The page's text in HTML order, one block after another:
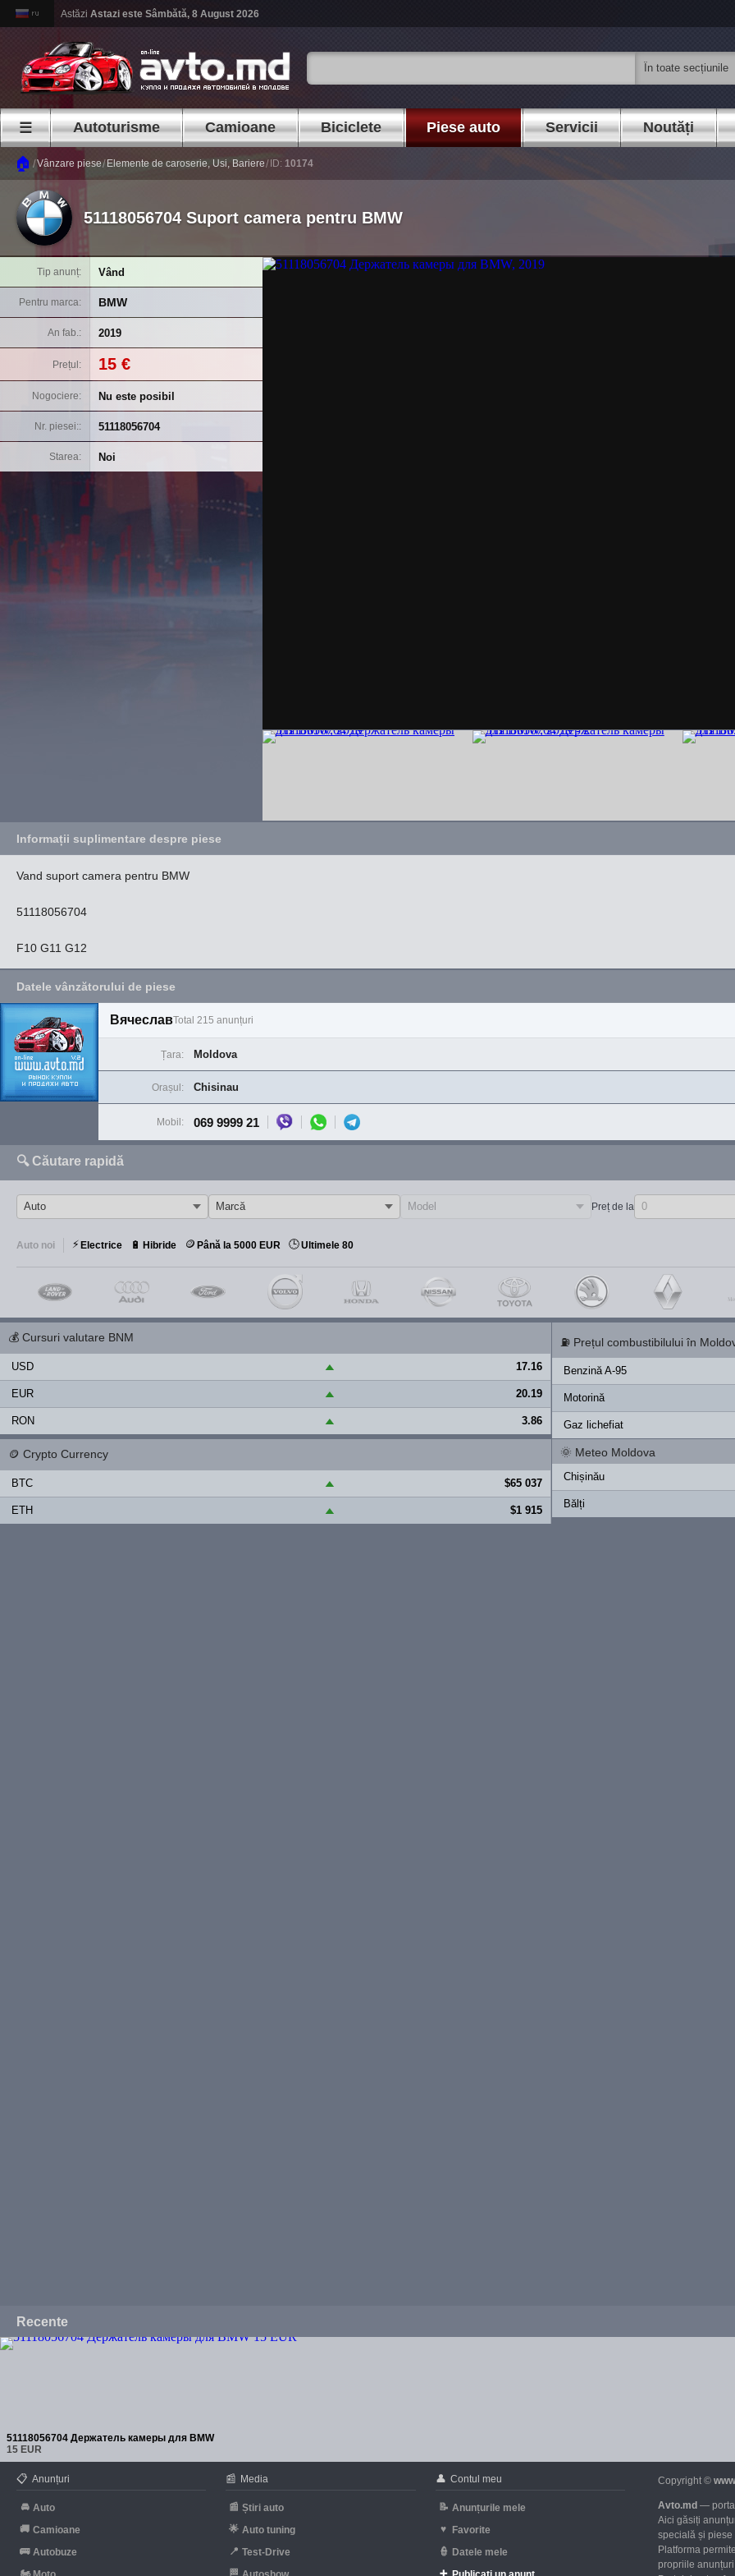
Astăzi Astazi este Sâmbătă, 8 August 2026
☰ Autoturisme Camioane Biciclete Piese auto Servicii Noutăți
🏠 /Vânzare piese/ Elemente de caroserie, Usi, Bariere/ ID: 10174
51118056704 Suport camera pentru BMW
Tip anunț Vând
Pentru marca BMW
An fab. 2019
Prețul 15 €
Nogociere Nu este posibil
Nr. piesei: 51118056704
Starea Noi
Informații suplimentare despre piese
Vand suport camera pentru BMW
51118056704
F10 G11 G12
Datele vânzătorului de piese
ВячеславTotal 215 anunțuri
Țara: Moldova
Orașul: Chisinau
Mobil: 069 9999 21
🔍 Căutare rapidă
Preț de la
Auto noi ⚡ Electrice 🔋 Hibride 🪙 Până la 5000 EUR 🕒Ultimele 80
💰 Cursuri valutare BNM
USD ▲ 17.16
EUR ▲ 20.19
RON ▲ 3.86
⛽ Prețul combustibilului în
Benzină A-95
Motorină
Gaz lichefiat
🪙 Crypto Currency
BTC ▲ $65 037
ETH ▲ $1 915
🌞 Meteo Moldova
Chișinău
Bălți
Recente
51118056704 Держатель камеры для BMW
15 EUR
📋 Anunțuri
🚘 Auto
🚚 Camioane
🚌 Autobuze
📰 Media
📰 Știri auto
🌟 Auto tuning
📍 Test-Drive
👤 Contul meu
📝 Anunțurile mele
♥
Favorite
👮 Datele mele
Copyright ©
Avto.md —
Aici găsiți
specială și piese
Platforma
propriile